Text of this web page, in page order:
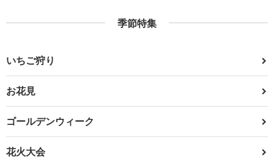
季節特集
いちご狩り
お花見
ゴールデンウィーク
花火大会